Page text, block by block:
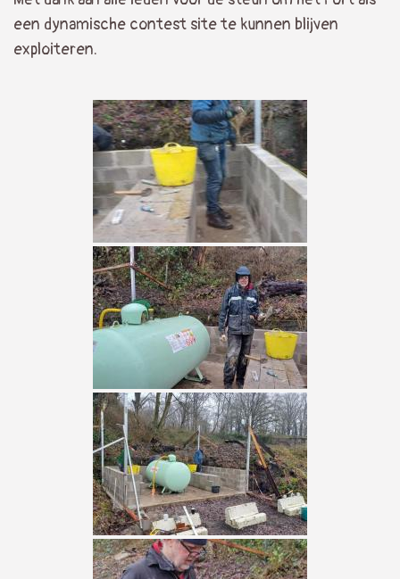
een dynamische contest site te kunnen blijven
exploiteren.